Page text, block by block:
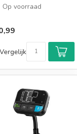
Op voorraad
Vergelijk